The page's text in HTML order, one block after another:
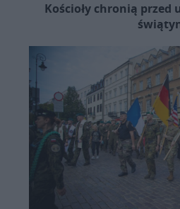
Kościoły chronią przed